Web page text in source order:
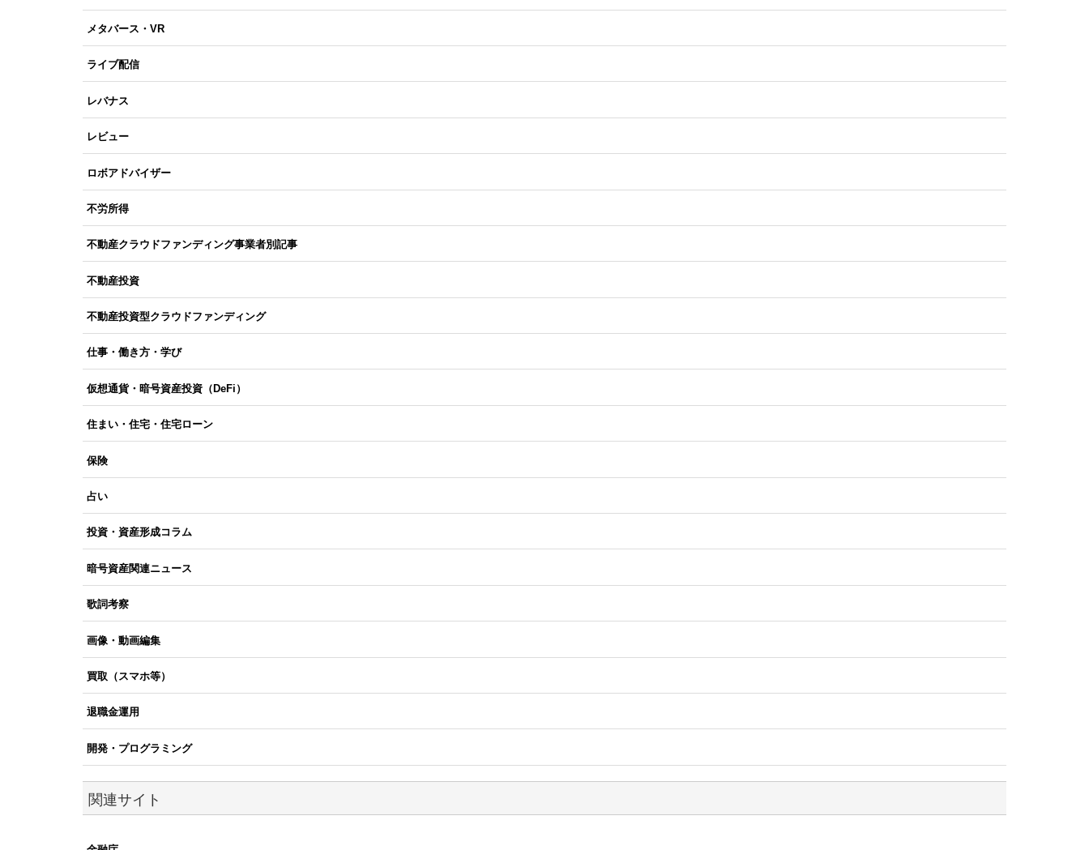
メタバース・VR
ライブ配信
レバナス
レビュー
ロボアドバイザー
不労所得
不動産クラウドファンディング事業者別記事
不動産投資
不動産投資型クラウドファンディング
仕事・働き方・学び
仮想通貨・暗号資産投資（DeFi）
住まい・住宅・住宅ローン
保険
占い
投資・資産形成コラム
暗号資産関連ニュース
歌詞考察
画像・動画編集
買取（スマホ等）
退職金運用
開発・プログラミング
関連サイト